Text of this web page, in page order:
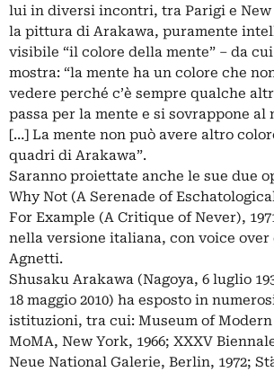
lui in diversi incontri, tra Parigi e New
la pittura di Arakawa, puramente
visibile “il colore della mente” – da
mostra: “la mente ha un colore che
vedere perché c’è sempre qualche
passa per la mente e si sovrappone al
[…] La mente non può avere altro
quadri di Arakawa”.
Saranno proiettate anche le sue due
Why Not (A Serenade of
For Example (A Critique of Never),
nella versione italiana, con voice over
Agnetti.
Shusaku Arakawa (Nagoya, 6 luglio
18 maggio 2010) ha esposto in
istituzioni, tra cui: Museum of Modern
MoMA, New York, 1966; XXXV
Neue National Galerie, Berlin, 1972;